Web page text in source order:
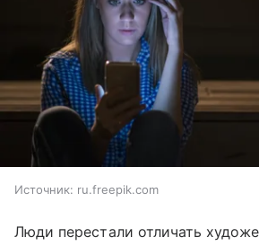
Источник: ru.freepik.com
Люди перестали отличать